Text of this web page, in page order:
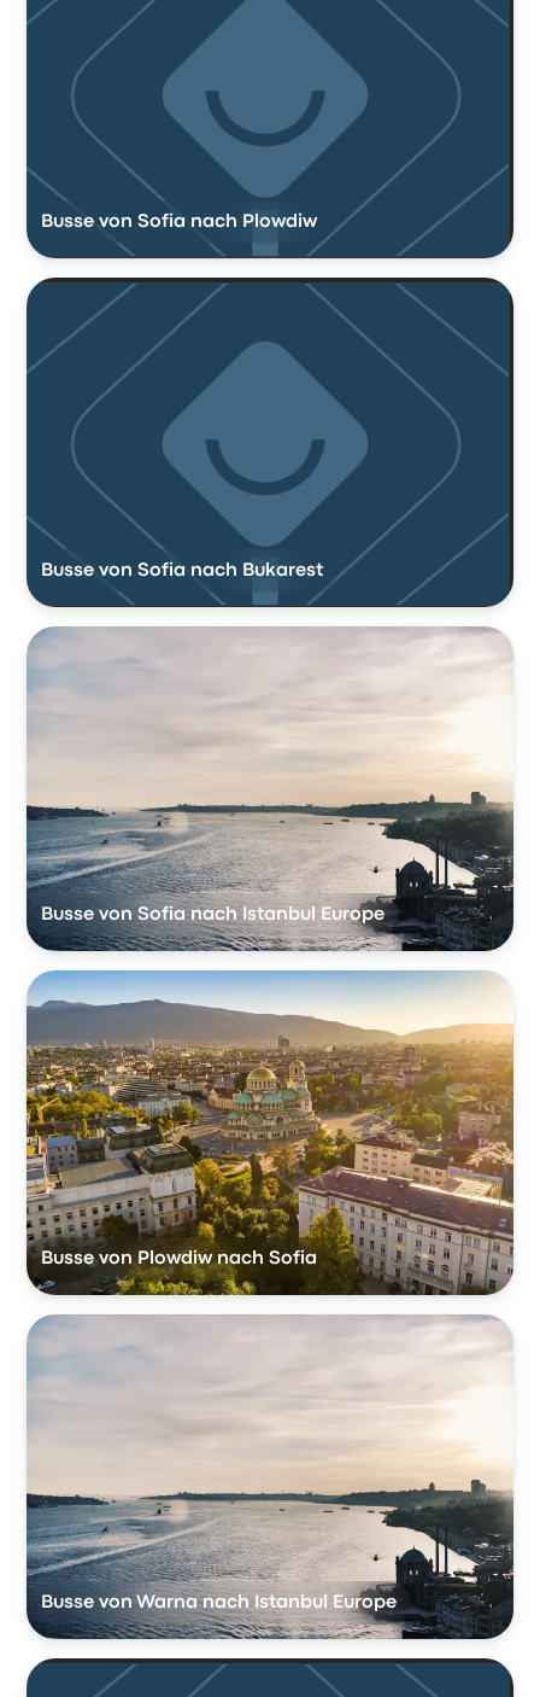
Busse von Sofia nach Plowdiw
Busse von Sofia nach Bukarest
Busse von Sofia nach Istanbul Europe
Busse von Plowdiw nach Sofia
Busse von Warna nach Istanbul Europe